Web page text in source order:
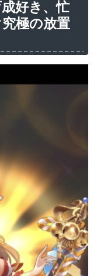
好き、忙
極の放置